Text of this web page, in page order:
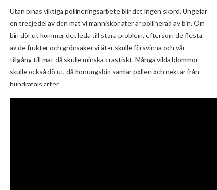
Utan binas viktiga pollineringsarbete blir det ingen skörd. Ungefär
en tredjedel av den mat vi människor äter är pollinerad av bin. Om
bin dör ut kommer det leda till stora problem, eftersom de flesta
av de frukter och grönsaker vi äter skulle försvinna och vår
tillgång till mat då skulle minska drastiskt. Många vilda blommor
skulle också dö ut, då honungsbin samlar pollen och nektar från
hundratals arter.